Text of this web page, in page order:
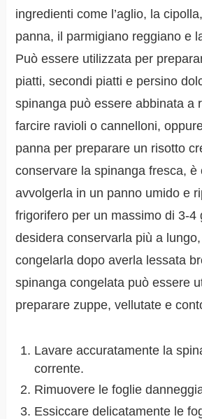
ingredienti come l’aglio, la
panna, il parmigiano reggiano e
Può essere utilizzata per
piatti, secondi piatti e persino
spinanga può essere abbinata a
farcire ravioli o cannelloni,
panna per preparare un risotto
conservare la spinanga fresca, è
avvolgerla in un panno umido e
frigorifero per un massimo di 3-4
desidera conservarla più a
congelarla dopo averla lessata
spinanga congelata può essere
preparare zuppe, vellutate e
Lavare accuratamente la
corrente.
Rimuovere le foglie
Essiccare delicatamente le